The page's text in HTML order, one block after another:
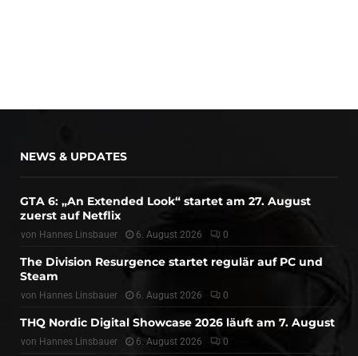
NEWS & UPDATES
GTA 6: „An Extended Look“ startet am 27. August
zuerst auf Netflix
von Hannes Linsbauer 6. August 2026 0
The Division Resurgence startet regulär auf PC und
Steam
von Hannes Linsbauer 6. August 2026 0
THQ Nordic Digital Showcase 2026 läuft am 7. August
von Hannes Linsbauer 6. August 2026 0